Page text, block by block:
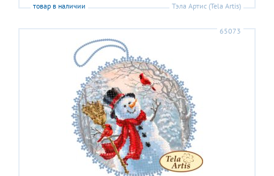
товар в наличии Тэла Артис (Tela Artis)
65073